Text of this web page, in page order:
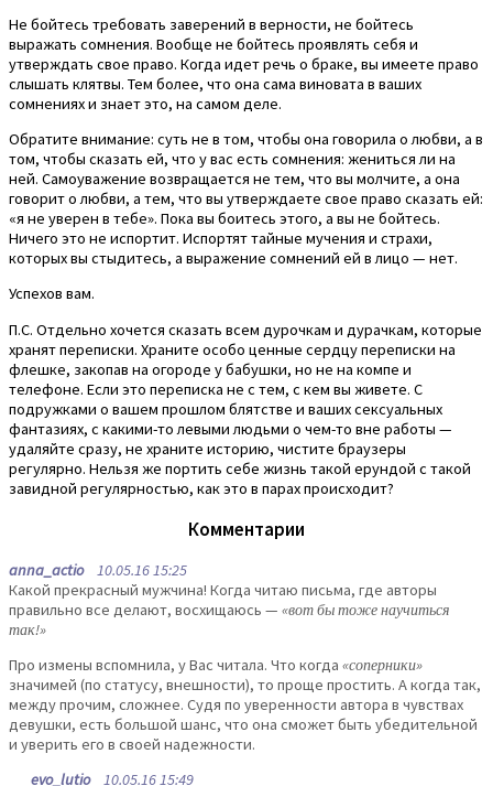
Не бойтесь требовать заверений в верности, не бойтесь
выражать сомнения. Вообще не бойтесь проявлять себя и
утверждать свое право. Когда идет речь о браке, вы имеете право
слышать клятвы. Тем более, что она сама виновата в ваших
сомнениях и знает это, на самом деле.
Обратите внимание: суть не в том, чтобы она говорила о любви, а в
том, чтобы сказать ей, что у вас есть сомнения: жениться ли на
ней. Самоуважение возвращается не тем, что вы молчите, а она
говорит о любви, а тем, что вы утверждаете свое право сказать ей:
«я не уверен в тебе». Пока вы боитесь этого, а вы не бойтесь.
Ничего это не испортит. Испортят тайные мучения и страхи,
которых вы стыдитесь, а выражение сомнений ей в лицо — нет.
Успехов вам.
П.С. Отдельно хочется сказать всем дурочкам и дурачкам, которые
хранят переписки. Храните особо ценные сердцу переписки на
флешке, закопав на огороде у бабушки, но не на компе и
телефоне. Если это переписка не с тем, с кем вы живете. С
подружками о вашем прошлом блятстве и ваших сексуальных
фантазиях, с какими-то левыми людьми о чем-то вне работы —
удаляйте сразу, не храните историю, чистите браузеры
регулярно. Нельзя же портить себе жизнь такой ерундой с такой
завидной регулярностью, как это в парах происходит?
Комментарии
anna_actio10.05.16 15:25
Какой прекрасный мужчина! Когда читаю письма, где авторы
правильно все делают, восхищаюсь — «вот бы тоже научиться
так!»
Про измены вспомнила, у Вас читала. Что когда «соперники»
значимей (по статусу, внешности), то проще простить. А когда так,
между прочим, сложнее. Судя по уверенности автора в чувствах
девушки, есть большой шанс, что она сможет быть убедительной
и уверить его в своей надежности.
evo_lutio10.05.16 15:49